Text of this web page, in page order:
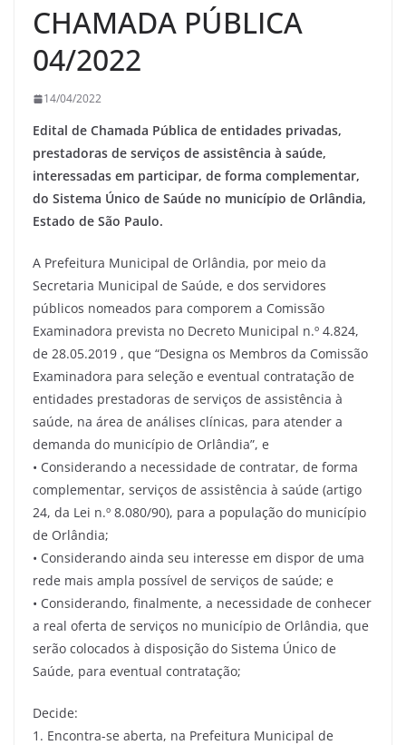
CHAMADA PÚBLICA
04/2022
14/04/2022
Edital de Chamada Pública de entidades privadas,
prestadoras de serviços de assistência à saúde,
interessadas em participar, de forma complementar,
do Sistema Único de Saúde no município de Orlândia,
Estado de São Paulo.
A Prefeitura Municipal de Orlândia, por meio da
Secretaria Municipal de Saúde, e dos servidores
públicos nomeados para comporem a Comissão
Examinadora prevista no Decreto Municipal n.º 4.824,
de 28.05.2019 , que “Designa os Membros da Comissão
Examinadora para seleção e eventual contratação de
entidades prestadoras de serviços de assistência à
saúde, na área de análises clínicas, para atender a
demanda do município de Orlândia”, e
• Considerando a necessidade de contratar, de forma
complementar, serviços de assistência à saúde (artigo
24, da Lei n.º 8.080/90), para a população do município
de Orlândia;
• Considerando ainda seu interesse em dispor de uma
rede mais ampla possível de serviços de saúde; e
• Considerando, finalmente, a necessidade de conhecer
a real oferta de serviços no município de Orlândia, que
serão colocados à disposição do Sistema Único de
Saúde, para eventual contratação;
Decide:
1. Encontra-se aberta, na Prefeitura Municipal de